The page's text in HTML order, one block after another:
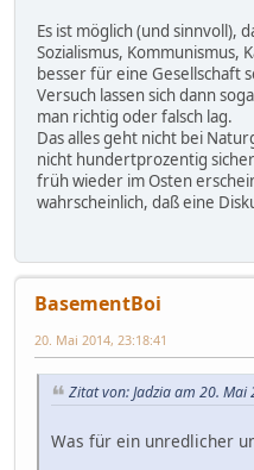
Es ist möglich (und sinnvoll),
Sozialismus, Kommunismus,
besser für eine Gesellschaft
Versuch lassen sich dann
man richtig oder falsch lag.
Das alles geht nicht bei
nicht hundertprozentig
früh wieder im Osten
wahrscheinlich, daß eine
BasementBoi
20. Mai 2014, 23:18:41
Zitat von: Jadzia am 20. Mai
Was für ein unredlicher